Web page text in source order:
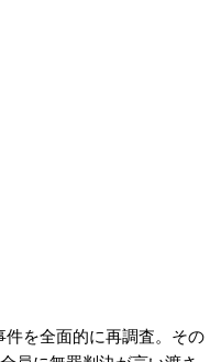
を全面的に再調査。その